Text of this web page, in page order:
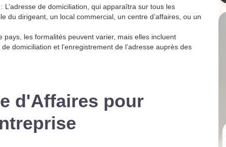
: L’adresse de domiciliation, qui apparaîtra sur tous les
du dirigeant, un local commercial, un centre d’affaires, ou un
pays, les formalités peuvent varier, mais elles incluent
domiciliation et l’enregistrement de l’adresse auprès des
d'Affaires pour